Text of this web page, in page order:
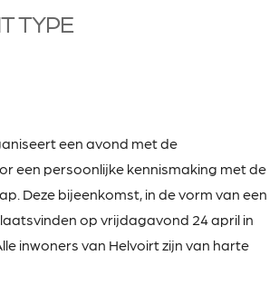
TYPE
een avond met de
een persoonlijke kennismaking met de
Deze bijeenkomst, in de vorm van een
op vrijdagavond 24 april in
inwoners van Helvoirt zijn van harte